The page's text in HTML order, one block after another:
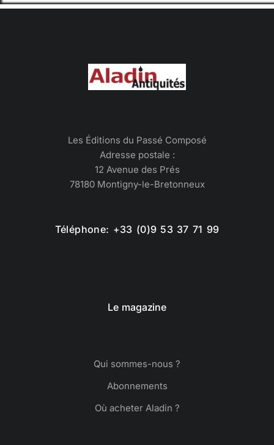
Les Éditions du Passé Composé
Adresse postale :
12 Avenue des Prés
78180 Montigny-le-Bretonneux
Téléphone: +33 (0)9 53 37 71 99
Le magazine
Qui sommes-nous ?
Abonnements
Où acheter Aladin ?